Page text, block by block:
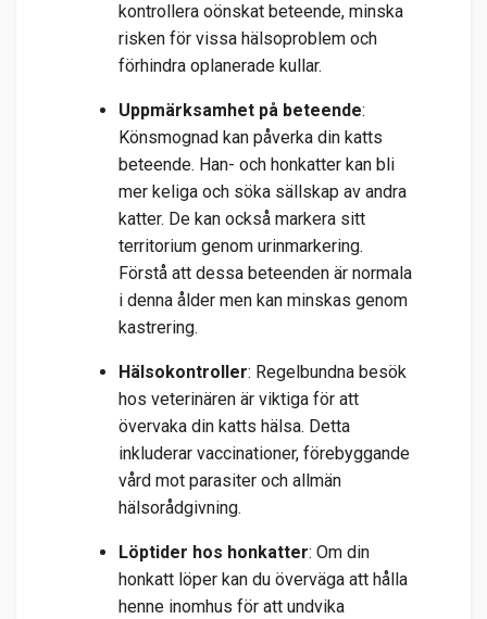
kontrollera oönskat beteende, minska
risken för vissa hälsoproblem och
förhindra oplanerade kullar.
Uppmärksamhet på beteende:
Könsmognad kan påverka din katts
beteende. Han- och honkatter kan bli
mer keliga och söka sällskap av andra
katter. De kan också markera sitt
territorium genom urinmarkering.
Förstå att dessa beteenden är normala
i denna ålder men kan minskas genom
kastrering.
Hälsokontroller: Regelbundna besök
hos veterinären är viktiga för att
övervaka din katts hälsa. Detta
inkluderar vaccinationer, förebyggande
vård mot parasiter och allmän
hälsorådgivning.
Löptider hos honkatter: Om din
honkatt löper kan du överväga att hålla
henne inomhus för att undvika